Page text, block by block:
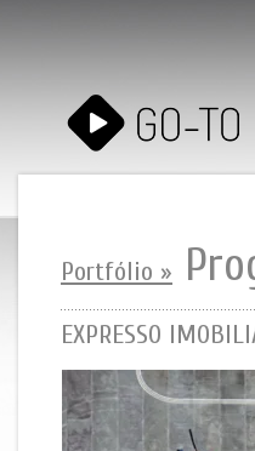
Portfólio »
EXPRESSO